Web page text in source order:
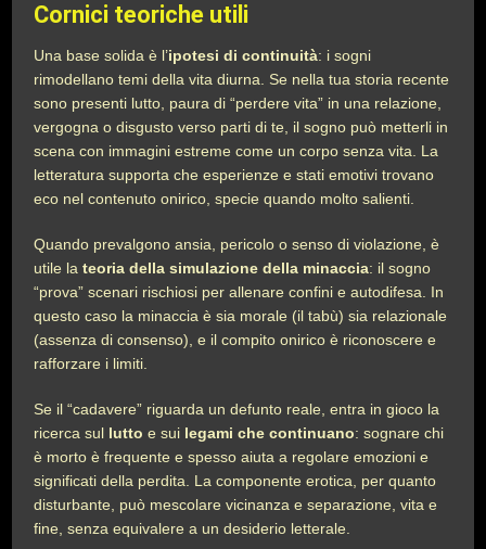
Cornici teoriche utili
Una base solida è l’ipotesi di continuità: i sogni
rimodellano temi della vita diurna. Se nella tua storia recente
sono presenti lutto, paura di “perdere vita” in una relazione,
vergogna o disgusto verso parti di te, il sogno può metterli in
scena con immagini estreme come un corpo senza vita. La
letteratura supporta che esperienze e stati emotivi trovano
eco nel contenuto onirico, specie quando molto salienti.
Quando prevalgono ansia, pericolo o senso di violazione, è
utile lateoria della simulazione della minaccia: il sogno
“prova” scenari rischiosi per allenare confini e autodifesa. In
questo caso la minaccia è sia morale (il tabù) sia relazionale
(assenza di consenso), e il compito onirico è riconoscere e
rafforzare i limiti.
Se il “cadavere” riguarda un defunto reale, entra in gioco la
ricerca sul lutto e sui legami che continuano: sognare chi
è morto è frequente e spesso aiuta a regolare emozioni e
significati della perdita. La componente erotica, per quanto
disturbante, può mescolare vicinanza e separazione, vita e
fine, senza equivalere a un desiderio letterale.